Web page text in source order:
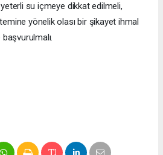
yeterli su içmeye dikkat edilmeli,
yönelik olası bir şikayet ihmal